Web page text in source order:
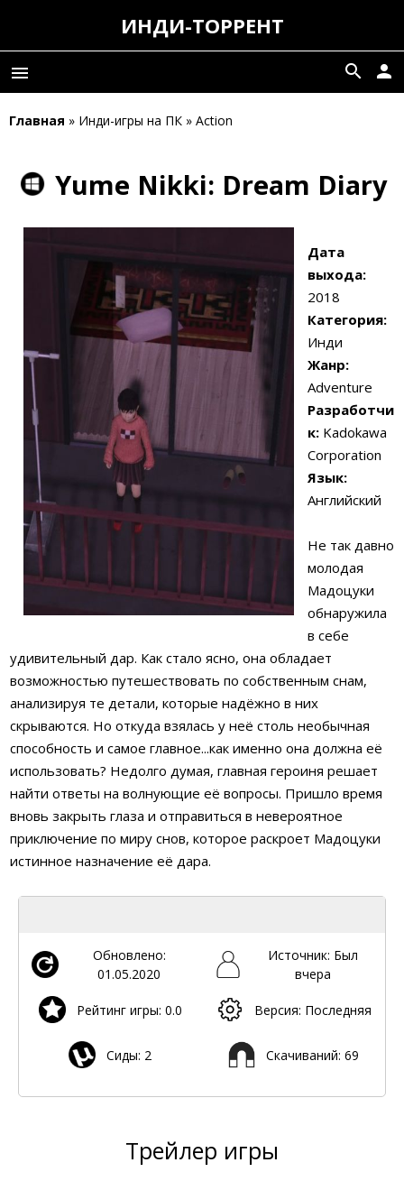
ИНДИ-ТОРРЕНТ
menu person
search
Главная » Инди-игры на ПК » Action
Yume Nikki: Dream Diary
Дата
выхода:
2018
Категория:
Инди
Жанр:
Adventure
Разработчи
к: Kadokawa
Corporation
Язык:
Английский
Не так давно
молодая
Мадоцуки
обнаружила
в себе
удивительный дар. Как стало ясно, она обладает
возможностью путешествовать по собственным снам,
анализируя те детали, которые надёжно в них
скрываются. Но откуда взялась у неё столь необычная
способность и самое главное...как именно она должна её
использовать? Недолго думая, главная героиня решает
найти ответы на волнующие её вопросы. Пришло время
вновь закрыть глаза и отправиться в невероятное
приключение по миру снов, которое раскроет Мадоцуки
истинное назначение её дара.
Обновлено:
01.05.2020
Источник: Был
вчера
Рейтинг игры: 0.0 Версия: Последняя
Сиды: 2 Скачиваний: 69
Трейлер игры